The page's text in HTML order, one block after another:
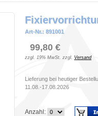
Art-Nr.: 891001
99,80 €
zzgl. 19% MwSt. zzgl. Versand
Lieferung bei heutiger
11.08.-17.08.2026
Anzahl: